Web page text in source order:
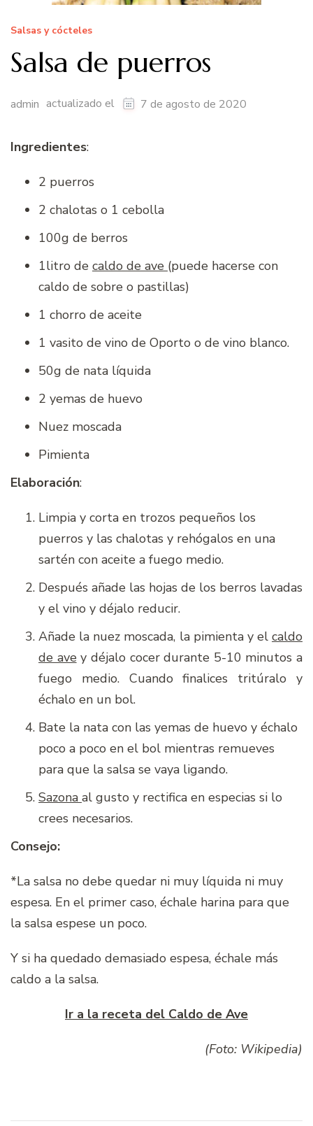
Salsas y cócteles
Salsa de puerros
admin actualizado el 7 de agosto de 2020
Ingredientes:
2 puerros
2 chalotas o 1 cebolla
100g de berros
1litro de caldo de ave (puede hacerse con
caldo de sobre o pastillas)
1 chorro de aceite
1 vasito de vino de Oporto o de vino blanco.
50g de nata líquida
2 yemas de huevo
Nuez moscada
Pimienta
Elaboración:
Limpia y corta en trozos pequeños los
puerros y las chalotas y rehógalos en una
sartén con aceite a fuego medio.
Después añade las hojas de los berros lavadas
y el vino y déjalo reducir.
Añade la nuez moscada, la pimienta y el caldo
de avey déjalo cocer durante 5-10 minutos a
fuego medio. Cuando finalices tritúralo y
échalo en un bol.
Bate la nata con las yemas de huevo y échalo
poco a poco en el bol mientras remueves
para que la salsa se vaya ligando.
Sazona al gusto y rectifica en especias si lo
crees necesarios.
Consejo:
*La salsa no debe quedar ni muy líquida ni muy
espesa. En el primer caso, échale harina para que
la salsa espese un poco.
Y si ha quedado demasiado espesa, échale más
caldo a la salsa.
Ir a la receta del Caldo de Ave
(Foto: Wikipedia)